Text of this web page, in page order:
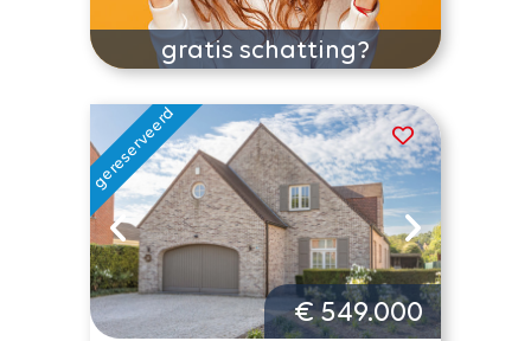
gratis schatting?
€ 549.000